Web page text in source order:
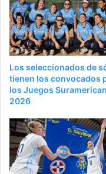
Los seleccionados de
tienen los convocados
los Juegos
2026